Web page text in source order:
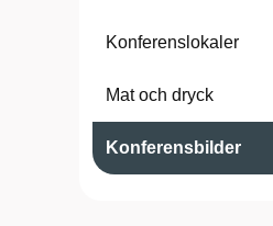
Konferenslokaler
Mat och dryck
Konferensbilder